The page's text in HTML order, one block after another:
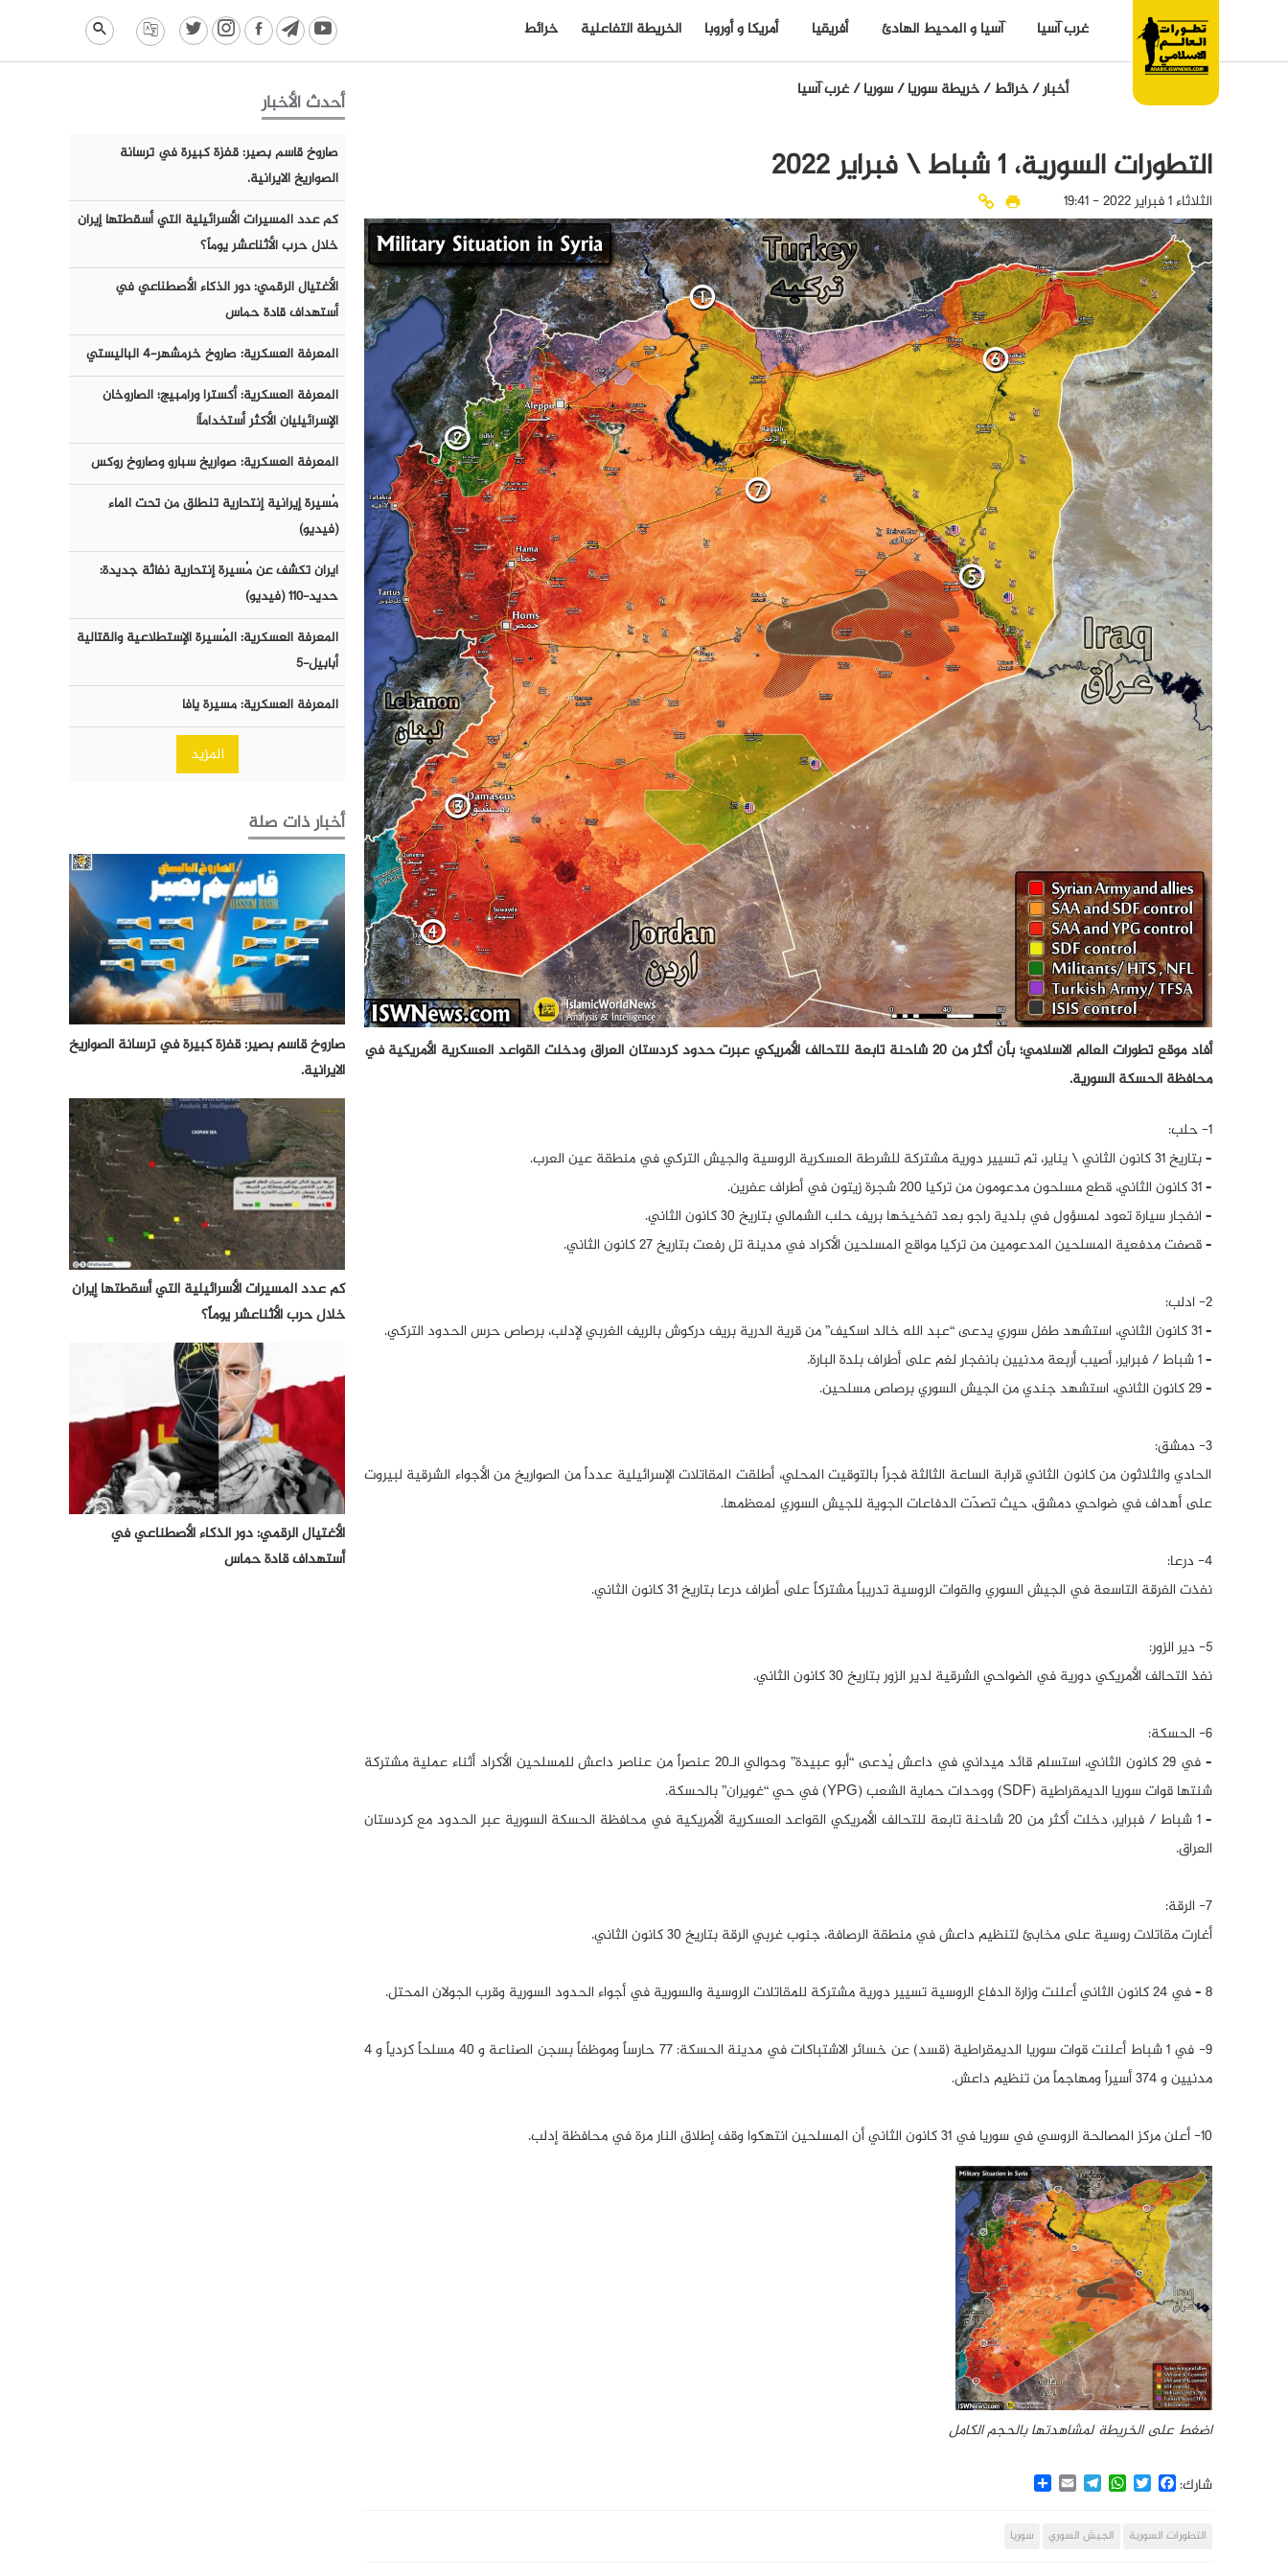
غرب آسيا آسيا و المحيط الهادئ أفريقيا أمريكا و أوروبا الخريطة التفاعلية خرائط
أخبار/خرائط/خريطة سوريا/سوريا/غرب آسيا
التطورات السورية، 1 شباط \ فبراير 2022
الثلاثاء 1 فبراير 2022 - 19:41
أفاد موقع تطورات العالم الاسلامي؛ بأن أكثر من 20 شاحنة تابعة للتحالف الأمريكي عبرت حدود كردستان العراق ودخلت القواعد العسكرية الأمريكية في
محافظة الحسكة السورية.
1- حلب:
– بتاريخ 31 كانون الثاني \ يناير، تم تسيير دورية مشتركة للشرطة العسكرية الروسية والجيش التركي في منطقة عين العرب.
– 31 كانون الثاني، قطع مسلحون مدعومون من تركيا 200 شجرة زيتون في أطراف عفرين.
– انفجار سيارة تعود لمسؤول في بلدية راجو بعد تفخيخها بريف حلب الشمالي بتاريخ 30 كانون الثاني.
– قصفت مدفعية المسلحين المدعومين من تركيا مواقع المسلحين الأكراد في مدينة تل رفعت بتاريخ 27 كانون الثاني.
2- ادلب:
– 31 كانون الثاني، استشهد طفل سوري يدعى “عبد الله خالد اسكيف” من قرية الدرية بريف دركوش بالريف الغربي لإدلب، برصاص حرس الحدود التركي.
– 1 شباط / فبراير، أصيب أربعة مدنيين بانفجار لغم على أطراف بلدة البارة.
– 29 كانون الثاني، استشهد جندي من الجيش السوري برصاص مسلحين.
3- دمشق:
الحادي والثلاثون من كانون الثاني قرابة الساعة الثالثة فجراً بالتوقيت المحلي، أطلقت المقاتلات الإسرائيلية عدداً من الصواريخ من الأجواء الشرقية لبيروت
على أهداف في ضواحي دمشق، حيث تصدّت الدفاعات الجوية للجيش السوري لمعظمها.
4- درعا:
نفذت الفرقة التاسعة في الجيش السوري والقوات الروسية تدريباً مشتركاً على أطراف درعا بتاريخ 31 كانون الثاني.
5- دير الزور:
نفذ التحالف الأمريكي دورية في الضواحي الشرقية لدير الزور بتاريخ 30 كانون الثاني.
6- الحسكة:
– في 29 كانون الثاني، استسلم قائد ميداني في داعش يُدعى “أبو عبيدة” وحوالي الـ20 عنصراً من عناصر داعش للمسلحين الأكراد أثناء عملية مشتركة
شنتها قوات سوريا الديمقراطية (SDF) ووحدات حماية الشعب (YPG) في حي “غويران” بالحسكة.
– 1 شباط / فبراير، دخلت أكثر من 20 شاحنة تابعة للتحالف الأمريكي القواعد العسكرية الأمريكية في محافظة الحسكة السورية عبر الحدود مع كردستان
العراق.
7- الرقة:
أغارت مقاتلات روسية على مخابئ لتنظيم داعش في منطقة الرصافة، جنوب غربي الرقة بتاريخ 30 كانون الثاني.
8 – في 24 كانون الثاني أعلنت وزارة الدفاع الروسية تسيير دورية مشتركة للمقاتلات الروسية والسورية في أجواء الحدود السورية وقرب الجولان المحتل.
9- في 1 شباط أعلنت قوات سوريا الديمقراطية (قسد) عن خسائر الاشتباكات في مدينة الحسكة: 77 حارساً وموظفاً بسجن الصناعة و 40 مسلحاً كردياً و 4
مدنيين و 374 أسيراً ومهاجماً من تنظيم داعش.
10- أعلن مركز المصالحة الروسي في سوريا في 31 كانون الثاني أن المسلحين انتهكوا وقف إطلاق النار مرة في محافظة إدلب.
اضغط على الخريطة لمشاهدتها بالحجم الكامل
شارك: Facebook
Twitter
WhatsApp
Telegram
Email
التطورات السورية الجيش السوري سوريا
أحدث الأخبار
صاروخ قاسم بصير: قفزة كبيرة في ترسانة
الصواريخ الايرانية.
كم عدد المسيرات الأسرائيلية التي أسقطتها إيران
خلال حرب الأثناعشر يوماً؟
الأغتيال الرقمي: دور الذكاء الأصطناعي في
أستهداف قادة حماس
المعرفة العسكرية: صاروخ خرمشهر-٤ الباليستي
المعرفة العسكرية: أكسترا ورامبيج؛ الصاروخان
الإسرائيليان الأكثر أستخداماً!
المعرفة العسكرية: صواريخ سبارو وصاروخ روكس
مُسيرة إيرانية إنتحارية تنطلق من تحت الماء
(فيديو)
ايران تكشف عن مُسيرة إنتحارية نفاثة جديدة:
حديد-١١٠ (فيديو)
المعرفة العسكرية: المُسيرة الإستطلاعية والقتالية
أبابيل-٥
المعرفة العسكرية: مسيرة يافا
المزيد
أخبار ذات صلة
صاروخ قاسم بصير: قفزة كبيرة في ترسانة الصواريخ
الايرانية.
كم عدد المسيرات الأسرائيلية التي أسقطتها إيران
خلال حرب الأثناعشر يوماً؟
الأغتيال الرقمي: دور الذكاء الأصطناعي في
أستهداف قادة حماس